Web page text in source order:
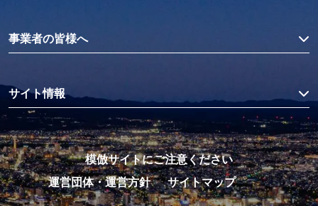
事業者の皆様へ
サイト情報
模倣サイトにご注意ください
運営団体・運営方針
サイトマップ